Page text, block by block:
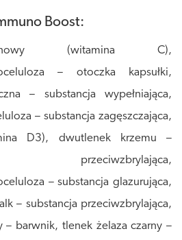
Boost:
(witamina C),
– otoczka kapsułki,
– substancja wypełniająca,
– substancja zagęszczająca,
D3), dwutlenek krzemu –
– substancja glazurująca,
– substancja przeciwzbrylająca,
– barwnik, tlenek żelaza czarny –